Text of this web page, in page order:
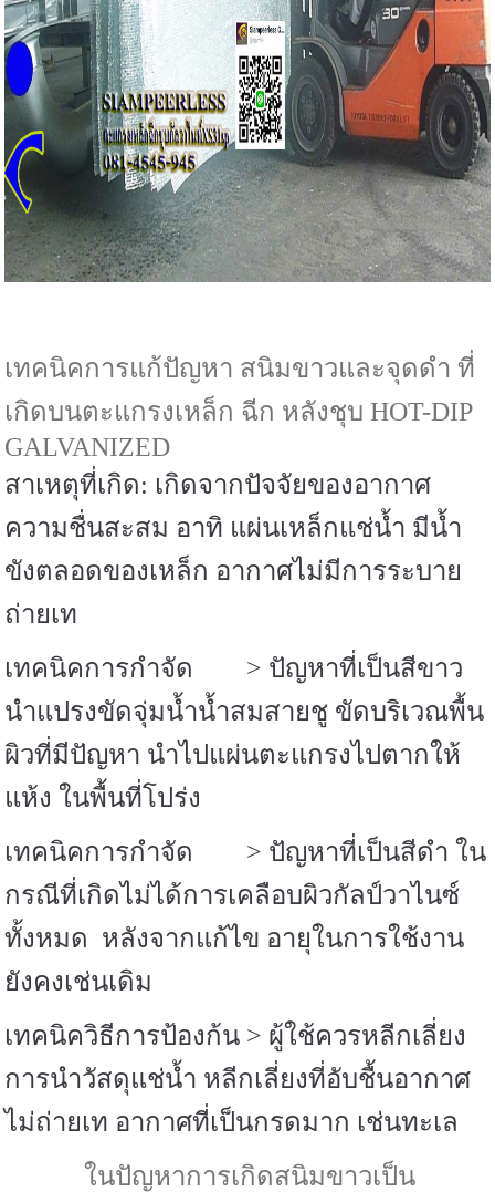
เทคนิคการแก้ปัญหา สนิมขาวและจุดดำ ที่
เกิดบนตะแกรงเหล็ก ฉีก หลังชุบHOT-DIP
GALVANIZED
สาเหตุที่เกิด: เกิดจากปัจจัยของอากาศ
ความชื่นสะสม อาทิ แผ่นเหล็กแช่น้ำ มีน้ำ
ขังตลอดของเหล็ก อากาศไม่มีการระบาย
ถ่ายเท
เทคนิคการกำจัด > ปัญหาที่เป็นสีขาว
นำแปรงขัดจุ่มน้ำน้ำสมสายชู ขัดบริเวณพื้น
ผิวที่มีปัญหา นำไปแผ่นตะแกรงไปตากให้
แห้ง ในพื้นที่โปร่ง
เทคนิคการกำจัด > ปัญหาที่เป็นสีดำ ใน
กรณีที่เกิดไม่ได้การเคลือบผิวกัลป์วาไนซ์
ทั้งหมด หลังจากแก้ไข อายุในการใช้งาน
ยังคงเช่นเดิม
เทคนิควิธีการป้องก้น > ผู้ใช้ควรหลีกเลี่ยง
การนำวัสดุแช่น้ำ หลีกเลี่ยงที่อับชื้นอากาศ
ไม่ถ่ายเท อากาศที่เป็นกรดมาก เช่นทะเล
ในปัญหาการเกิดสนิมขาวเป็น